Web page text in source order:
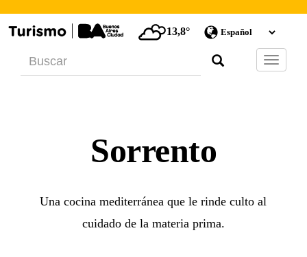
13,8°
Barra
de
Sorrento
Una cocina mediterránea que le rinde culto al
cuidado de la materia prima.